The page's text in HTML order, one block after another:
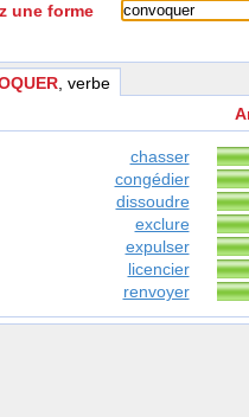
une forme
, verbe
chasser
congédier
dissoudre
exclure
expulser
licencier
renvoyer